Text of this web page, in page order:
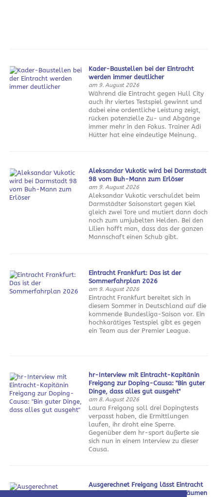
Kader-Baustellen bei der Eintracht
werden immer deutlicher
am 9. August 2026
Während die Eintracht gegen Hull City
auch ihr viertes Testspiel gewinnt und
dabei eine ordentliche Leistung zeigt,
rücken potenzielle Zu- und Abgänge
immer mehr in den Fokus. Trainer Adi
Hütter hat eine eindeutige Meinung.
Aleksandar Vukotic wird bei Darmstadt
98 vom Buh-Mann zum Erlöser
am 9. August 2026
Aleksandar Vukotic verschuldet beim
Darmstädter Saisonstart gegen Kiel
gleich zwei Tore und mutiert dann doch
noch zum umjubelten Helden. Bei den
Lilien hofft man, dass das der ganzen
Mannschaft einen Schub gibt.
Eintracht Frankfurt: Das ist der
Sommerfahrplan 2026
am 9. August 2026
Eintracht Frankfurt bereitet sich in
diesem Sommer in Deutschland auf die
kommende Bundesliga-Saison vor. Ein
hochkarätiges Testspiel gibt es gegen
ein Team aus der Premier League.
hr-Interview mit Eintracht-Kapitänin
Freigang zur Doping-Causa: "Bin guter
Dinge, dass alles gut ausgeht"
am 8. August 2026
Laura Freigang soll drei Dopingtests
verpasst haben, die Ermittlungen
laufen, ihr droht eine Sperre.
Gegenüber dem hr-sport äußerte sie
sich nun in einem Interview zu dieser
Causa.
Ausgerechnet Freigang lässt Eintracht
weiter von Champions League träumen